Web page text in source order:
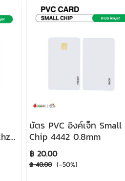
บัตร PVC อิงค์เจ็ท Small
Chip 4442 0.8mm
฿ 20.00
฿ 40.00 (-50%)